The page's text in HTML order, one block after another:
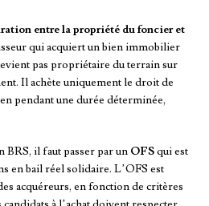
entre la propriété du foncier et
qui acquiert un bien immobilier
pas propriétaire du terrain sur
Il achète uniquement le droit de
pendant une durée déterminée,
BRS, il faut passer par un OFSqui est
en bail réel solidaire. L’OFS est
acquéreurs, en fonction de critères